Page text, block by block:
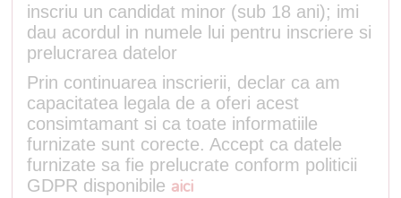
inscriu un candidat minor (sub 18 ani); imi
dau acordul in numele lui pentru inscriere si
prelucrarea datelor
Prin continuarea inscrierii, declar ca am
capacitatea legala de a oferi acest
consimtamant si ca toate informatiile
furnizate sunt corecte. Accept ca datele
furnizate sa fie prelucrate conform politicii
GDPR disponibile aici